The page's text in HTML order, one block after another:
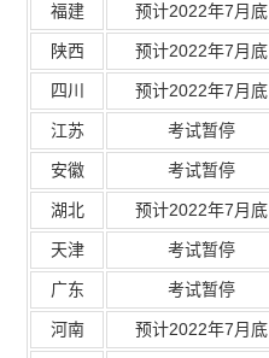
福建 预计2022年7月底
陕西 预计2022年7月底
四川 预计2022年7月底
江苏 考试暂停
安徽 考试暂停
湖北 预计2022年7月底
天津 考试暂停
广东 考试暂停
河南 预计2022年7月底